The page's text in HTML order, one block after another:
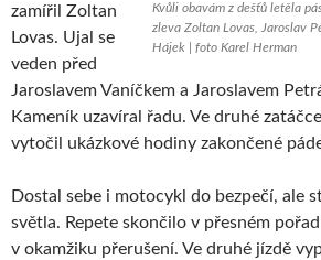
Kvůli obavám z dešťů letěla
zleva Zoltan Lovas, Jaroslav
Hájek | foto Karel Herman
zamířil Zoltan
Lovas. Ujal se
veden před
Jaroslavem Vaníčkem a Jaroslavem
Kameník uzavíral řadu. Ve druhé
vytočil ukázkové hodiny zakončené
Dostal sebe i motocykl do bezpečí, ale
světla. Repete skončilo v přesném
v okamžiku přerušení. Ve druhé jízdě